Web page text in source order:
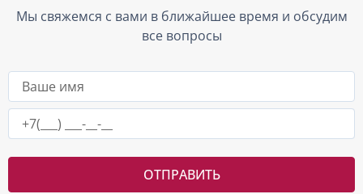
Мы свяжемся с вами в ближайшее время и обсудим
все вопросы
ОТПРАВИТЬ